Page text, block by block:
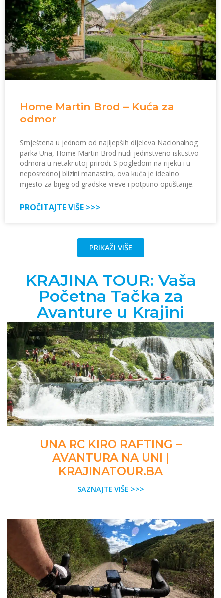
Home Martin Brod – Kuća za
odmor
Smještena u jednom od najljepših dijelova Nacionalnog
parka Una, Home Martin Brod nudi jedinstveno iskustvo
odmora u netaknutoj prirodi. S pogledom na rijeku i u
neposrednoj blizini manastira, ova kuća je idealno
mjesto za bijeg od gradske vreve i potpuno opuštanje.
PROČITAJTE VIŠE >>>
PRIKAŽI VIŠE
KRAJINA TOUR: Vaša
Početna Tačka za
Avanture u Krajini
UNA RC KIRO RAFTING –
AVANTURA NA UNI |
KRAJINATOUR.BA
SAZNAJTE VIŠE >>>